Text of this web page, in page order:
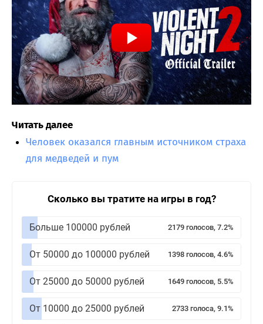
Читать далее
Человек оказался главным источником страха
для медведей и пум
Сколько вы тратите на игры в год?
Больше 100000 рублей 2179 голосов, 7.2%
От 50000 до 100000 рублей 1398 голосов, 4.6%
От 25000 до 50000 рублей 1649 голосов, 5.5%
От 10000 до 25000 рублей 2733 голоса, 9.1%